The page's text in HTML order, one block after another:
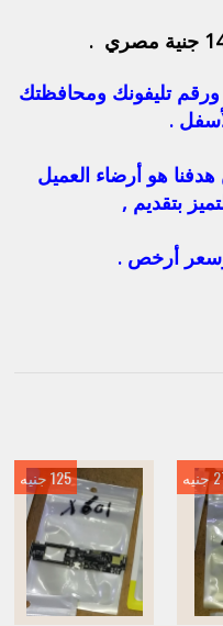
تليفونك ومحافظتك
.
هو أرضاء العميل
بتقديم ,
وسعر أرخص .
125 جنيه